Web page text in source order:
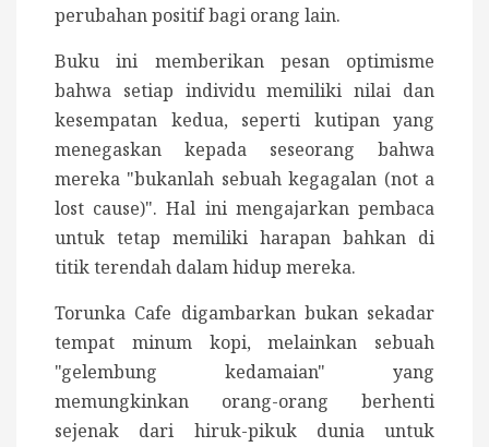
perubahan positif bagi orang lain.
Buku ini memberikan pesan optimisme
bahwa setiap individu memiliki nilai dan
kesempatan kedua, seperti kutipan yang
menegaskan kepada seseorang bahwa
mereka "bukanlah sebuah kegagalan (not a
lost cause)". Hal ini mengajarkan pembaca
untuk tetap memiliki harapan bahkan di
titik terendah dalam hidup mereka.
Torunka Cafe digambarkan bukan sekadar
tempat minum kopi, melainkan sebuah
"gelembung kedamaian" yang
memungkinkan orang-orang berhenti
sejenak dari hiruk-pikuk dunia untuk